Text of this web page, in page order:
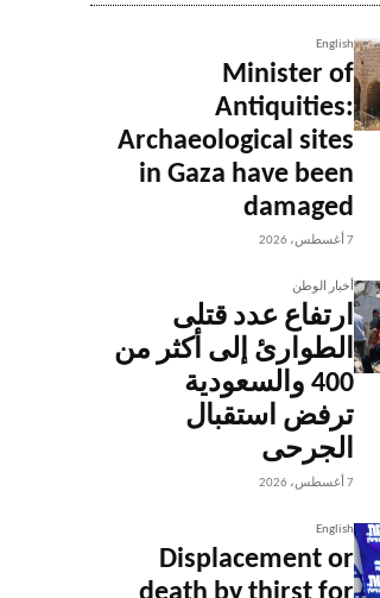
English
Minister of
Antiquities:
Archaeological sites
in Gaza have been
damaged
7 أغسطس، 2026
أخبار الوطن
ارتفاع عدد قتلى
الطوارئ إلى أكثر من
400 والسعودية
ترفض استقبال
الجرحى
7 أغسطس، 2026
English
Displacement or